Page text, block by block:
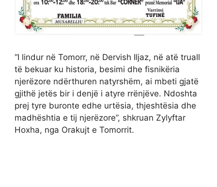
“I lindur në Tomorr, në Dervish Iljaz, në atë truall
të bekuar ku historia, besimi dhe fisnikëria
njerëzore ndërthuren natyrshëm, ai mbeti gjatë
gjithë jetës bir i denjë i atyre rrënjëve. Ndoshta
prej tyre buronte edhe urtësia, thjeshtësia dhe
madhështia e tij njerëzore”, shkruan Zylyftar
Hoxha, nga Orakujt e Tomorrit.